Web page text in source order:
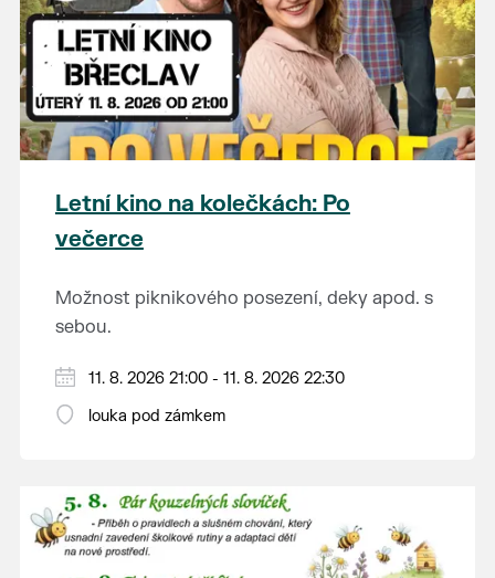
Letní kino na kolečkách: Po
večerce
Možnost piknikového posezení, deky apod. s
sebou.
V případě nepřízně počasí se promítání ruší.
Kino otevřeno hodinu před promítáním,
11. 8. 2026 21:00 - 11. 8. 2026 22:30
louka pod zámkem